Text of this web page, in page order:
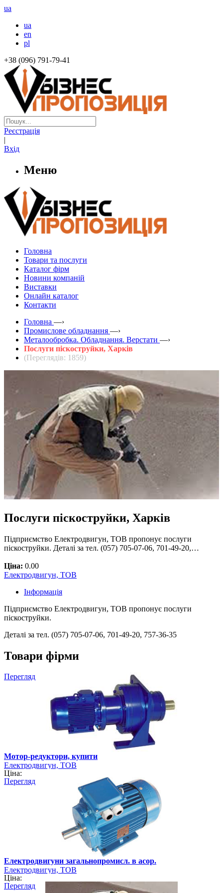
ua
ua
en
pl
+38 (096) 791-79-41
Реєстрація
|
Вхід
Меню
Головна
Товари та послуги
Каталог фірм
Новини компаній
Виставки
Онлайн каталог
Контакти
Головна —›
Промислове обладнання —›
Металообробка. Обладнання. Верстати —›
Послуги піскоструйки, Харків
(Переглядів: 1859)
Послуги піскоструйки, Харків
Підприємство Електродвигун, ТОВ пропонує послуги
піскоструйки. Деталі за тел. (057) 705-07-06, 701-49-20,…
Ціна: 0.00
Електродвигун, ТОВ
Інформація
Підприємство Електродвигун, ТОВ пропонує послуги
піскоструйки.
Деталі за тел. (057) 705-07-06, 701-49-20, 757-36-35
Товари фірми
Перегляд
Мотор-редуктори, купити
Електродвигун, ТОВ
Ціна:
Перегляд
Електродвигуни загальнопромисл. в асор.
Електродвигун, ТОВ
Ціна:
Перегляд